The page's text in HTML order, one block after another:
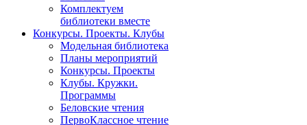
Комплектуем
библиотеки вместе
Конкурсы. Проекты. Клубы
Модельная библиотека
Планы мероприятий
Конкурсы. Проекты
Клубы. Кружки.
Программы
Беловские чтения
ПервоКлассное чтение